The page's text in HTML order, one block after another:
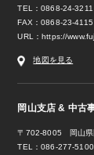
TEL：0868-24-3211
FAX：0868-23-4115
URL：https://
地図を見る
岡山支店 & 中古
〒702-8005 岡山県
TEL：086-277-